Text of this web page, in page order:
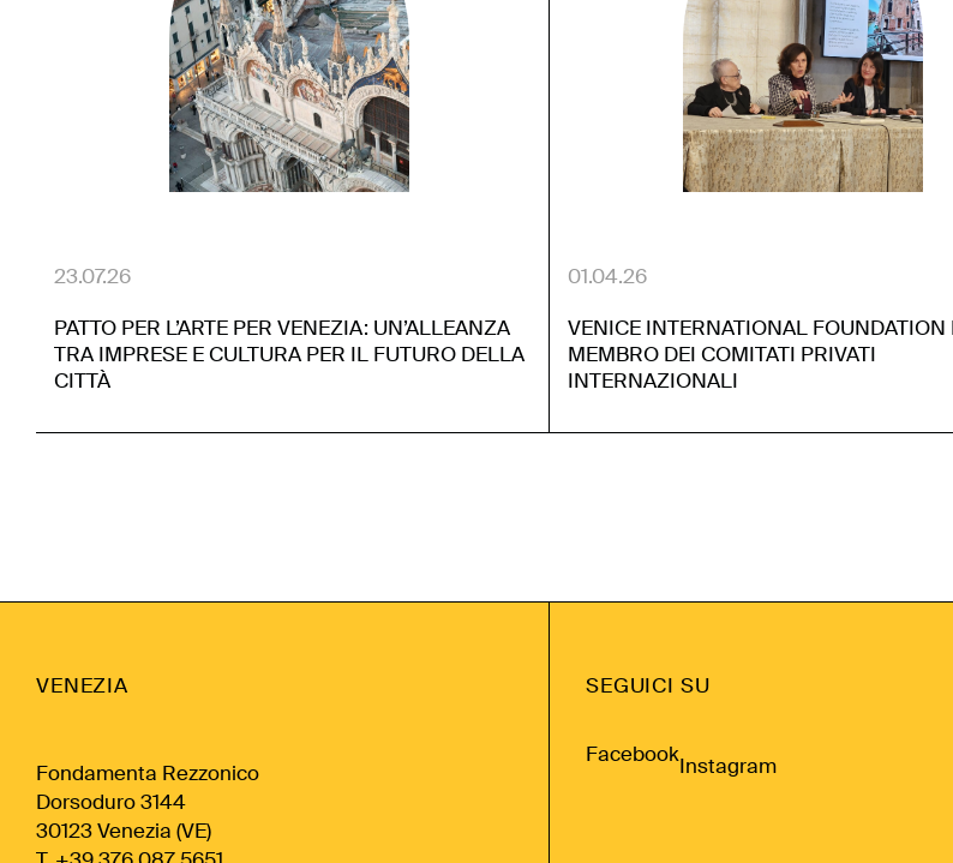
23.07.26
PATTO PER L’ARTE PER VENEZIA: UN’ALLEANZA
TRA IMPRESE E CULTURA PER IL FUTURO DELLA
CITTÀ
01.04.26
VENICE INTERNATIONAL FOUNDATION
MEMBRO DEI COMITATI PRIVATI
INTERNAZIONALI
VENEZIA
Fondamenta Rezzonico
Dorsoduro 3144
30123 Venezia (VE)
SEGUICI SU
Facebook
Instagram